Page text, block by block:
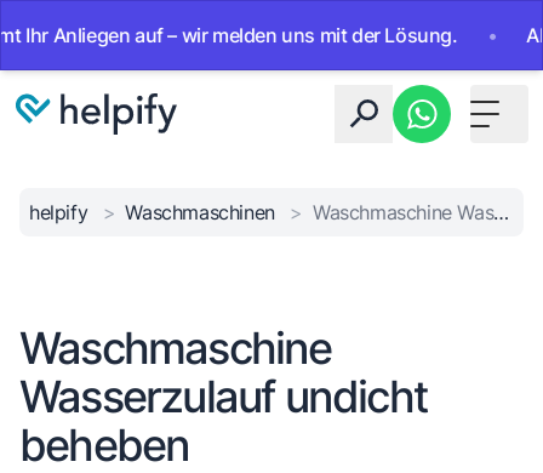
auf – wir melden uns mit der Lösung. • Ab
Toggle
helpify > Waschmaschinen > Waschmaschine Wasserzulauf undicht beheben
Waschmaschine
Wasserzulauf undicht
beheben